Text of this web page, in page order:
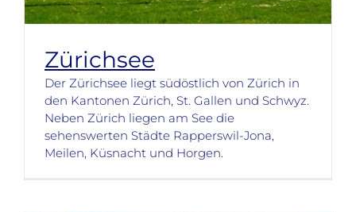
Zürichsee
Der Zürichsee liegt südöstlich von Zürich in
den Kantonen Zürich, St. Gallen und Schwyz.
Neben Zürich liegen am See die
sehenswerten Städte Rapperswil-Jona,
Meilen, Küsnacht und Horgen.